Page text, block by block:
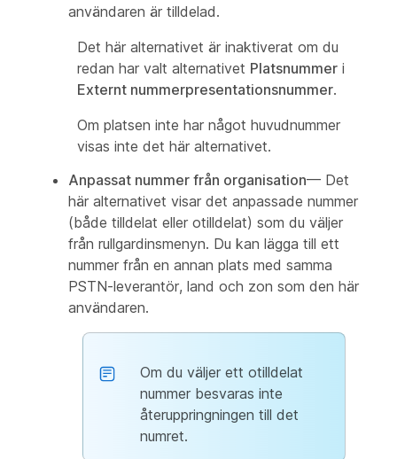
användaren är tilldelad.
Det här alternativet är inaktiverat om du
redan har valt alternativet Platsnummer i
Externt nummerpresentationsnummer.
Om platsen inte har något huvudnummer
visas inte det här alternativet.
Anpassat nummer från organisation— Det
här alternativet visar det anpassade nummer
(både tilldelat eller otilldelat) som du väljer
från rullgardinsmenyn. Du kan lägga till ett
nummer från en annan plats med samma
PSTN-leverantör, land och zon som den här
användaren.
Om du väljer ett otilldelat
nummer besvaras inte
återuppringningen till det
numret.